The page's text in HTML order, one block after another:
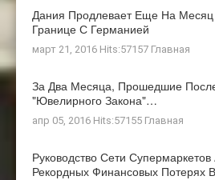
Дания Продлевает Еще На Месяц
Границе С Германией
март 21, 2016 Hits:57157 Главная
За Два Месяца, Прошедшие
"ювелирного Закона"…
апр 05, 2016 Hits:57155 Главная
Руководство Сети
Рекордных Финансовых Потерях